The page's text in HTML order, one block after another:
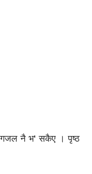
गजल नै भ' सकैए । पृष्ठ